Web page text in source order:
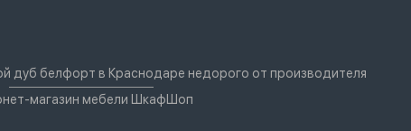
дуб белфорт в Краснодаре недорого от производителя
магазин мебели ШкафШоп